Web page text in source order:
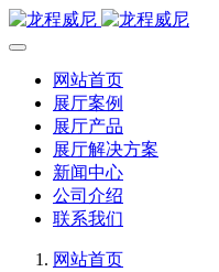
网站首页
展厅案例
展厅产品
展厅解决方案
新闻中心
公司介绍
联系我们
网站首页